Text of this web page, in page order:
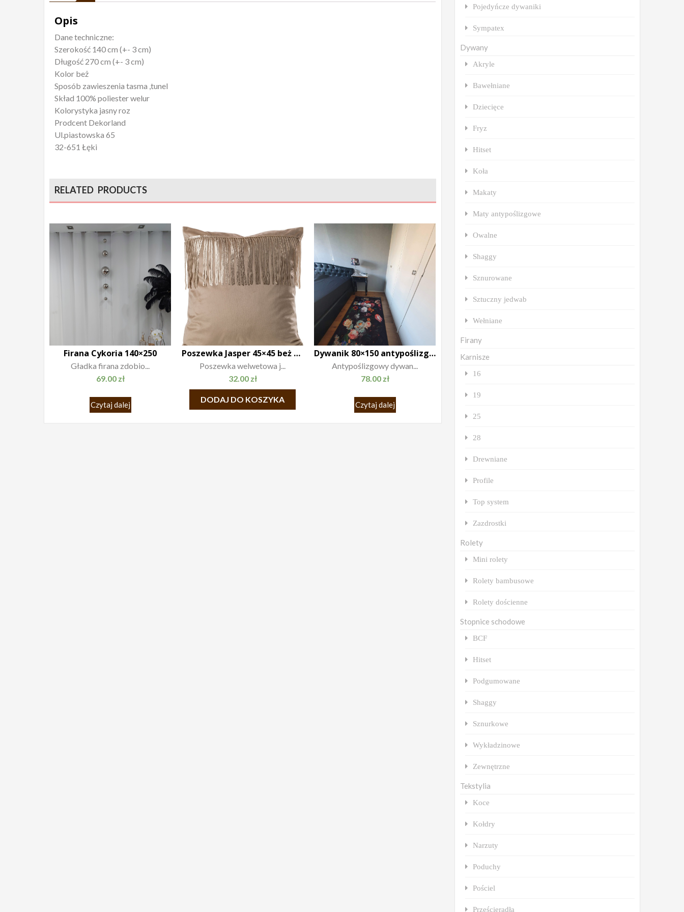
Opis
Dane techniczne:
Szerokość 140 cm (+- 3 cm)
Długość 270 cm (+- 3 cm)
Kolor beż
Sposób zawieszenia tasma ,tunel
Skład 100% poliester welur
Kolorystyka jasny roz
Prodcent Dekorland
Ul.piastowska 65
32-651 Łęki
RELATED PRODUCTS
Firana Cykoria 140×250
Gładka firana zdobio...
69.00 zł
Czytaj dalej
Poszewka Jasper 45×45 beż szampan
Poszewka welwetowa j...
32.00 zł
DODAJ DO KOSZYKA
Dywanik 80×150 antypoślizgowy
Antypoślizgowy dywan...
78.00 zł
Czytaj dalej
Pojedyńcze dywaniki
Sympatex
Dywany
Akryle
Bawełniane
Dziecięce
Fryz
Hitset
Koła
Makaty
Maty antypoślizgowe
Owalne
Shaggy
Sznurowane
Sztuczny jedwab
Wełniane
Firany
Karnisze
16
19
25
28
Drewniane
Profile
Top system
Zazdrostki
Rolety
Mini rolety
Rolety bambusowe
Rolety dościenne
Stopnice schodowe
BCF
Hitset
Podgumowane
Shaggy
Sznurkowe
Wykładzinowe
Zewnętrzne
Tekstylia
Koce
Kołdry
Narzuty
Poduchy
Pościel
Prześcieradła